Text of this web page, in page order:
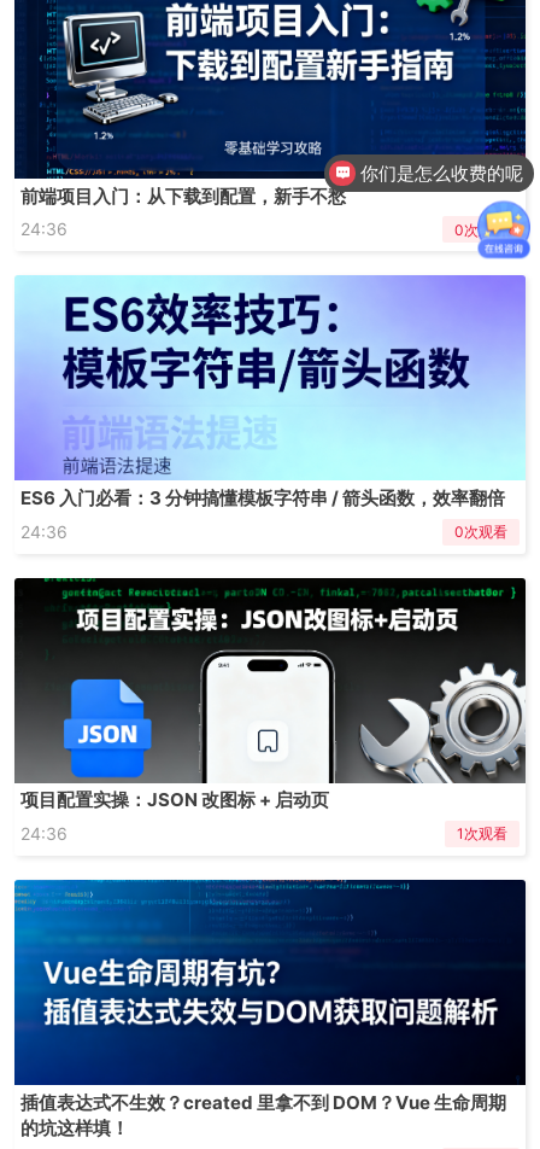
前端项目入门：从下载到配置，新手不愁
24:36 0次观看
ES6 入门必看：3 分钟搞懂模板字符串 / 箭头函数，效率翻倍
24:36 0次观看
项目配置实操：JSON 改图标 + 启动页
24:36 1次观看
插值表达式不生效？created 里拿不到 DOM？Vue 生命周期
的坑这样填！
你们是怎么收费的呢